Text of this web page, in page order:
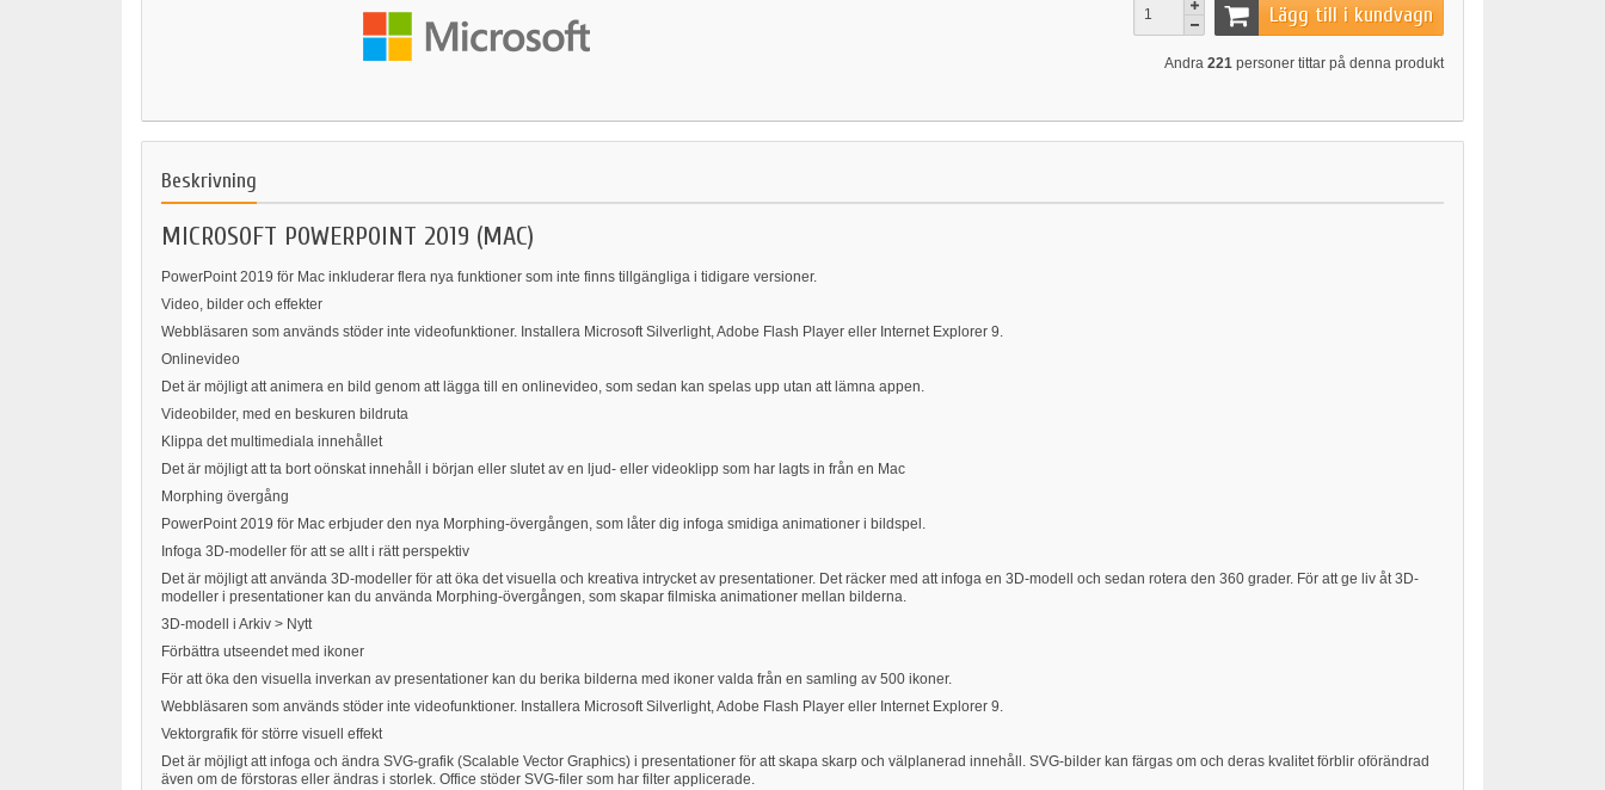
Lägg till i kundvagn
Andra 221 personer tittar på denna produkt
Beskrivning
MICROSOFT POWERPOINT 2019 (MAC)
PowerPoint 2019 för Mac inkluderar flera nya funktioner som inte finns tillgängliga i tidigare versioner.
Video, bilder och effekter
Webbläsaren som används stöder inte videofunktioner. Installera Microsoft Silverlight, Adobe Flash Player eller Internet Explorer 9.
Onlinevideo
Det är möjligt att animera en bild genom att lägga till en onlinevideo, som sedan kan spelas upp utan att lämna appen.
Videobilder, med en beskuren bildruta
Klippa det multimediala innehållet
Det är möjligt att ta bort oönskat innehåll i början eller slutet av en ljud- eller videoklipp som har lagts in från en Mac
Morphing övergång
PowerPoint 2019 för Mac erbjuder den nya Morphing-övergången, som låter dig infoga smidiga animationer i bildspel.
Infoga 3D-modeller för att se allt i rätt perspektiv
Det är möjligt att använda 3D-modeller för att öka det visuella och kreativa intrycket av presentationer. Det räcker med att infoga en 3D-modell och sedan rotera den 360 grader. För att ge liv åt 3D-
modeller i presentationer kan du använda Morphing-övergången, som skapar filmiska animationer mellan bilderna.
3D-modell i Arkiv > Nytt
Förbättra utseendet med ikoner
För att öka den visuella inverkan av presentationer kan du berika bilderna med ikoner valda från en samling av 500 ikoner.
Webbläsaren som används stöder inte videofunktioner. Installera Microsoft Silverlight, Adobe Flash Player eller Internet Explorer 9.
Vektorgrafik för större visuell effekt
Det är möjligt att infoga och ändra SVG-grafik (Scalable Vector Graphics) i presentationer för att skapa skarp och välplanerad innehåll. SVG-bilder kan färgas om och deras kvalitet förblir oförändrad
även om de förstoras eller ändras i storlek. Office stöder SVG-filer som har filter applicerade.